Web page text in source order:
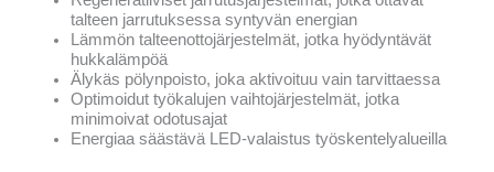
talteen jarrutuksessa syntyvän energian
Lämmön talteenottojärjestelmät, jotka hyödyntävät
hukkalämpöä
Älykäs pölynpoisto, joka aktivoituu vain tarvittaessa
Optimoidut työkalujen vaihtojärjestelmät, jotka
minimoivat odotusajat
Energiaa säästävä LED-valaistus työskentelyalueilla